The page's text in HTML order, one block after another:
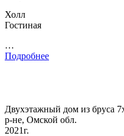
Холл
Гостиная
…
Подробнее
Двухэтажный дом из бруса
р-не, Омской обл.
2021г.